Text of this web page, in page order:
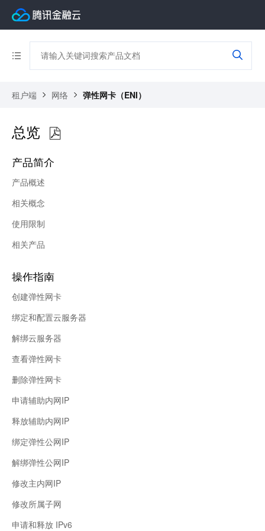
租户端 网络 弹性网卡（ENI）
总览
产品简介
产品概述
相关概念
使用限制
相关产品
操作指南
创建弹性网卡
绑定和配置云服务器
解绑云服务器
查看弹性网卡
删除弹性网卡
申请辅助内网IP
释放辅助内网IP
绑定弹性公网IP
解绑弹性公网IP
修改主内网IP
修改所属子网
申请和释放 IPv6